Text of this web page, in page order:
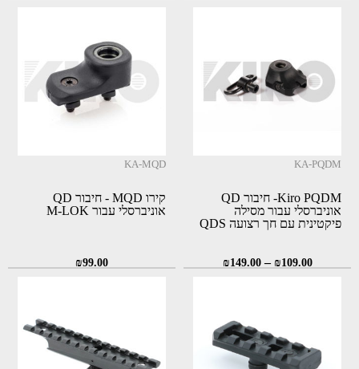
KA-PQDM
Kiro PQDM- חיבור QD
אוניברסלי עבור מסילה
פיקטינית עם חך רצועה QDS
₪109.00
–
₪149.00
KA-MQD
קירו MQD - חיבור QD
אוניברסלי עבור M-LOK
₪99.00